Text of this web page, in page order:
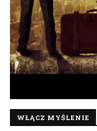
WŁĄCZ MYŚLENIE